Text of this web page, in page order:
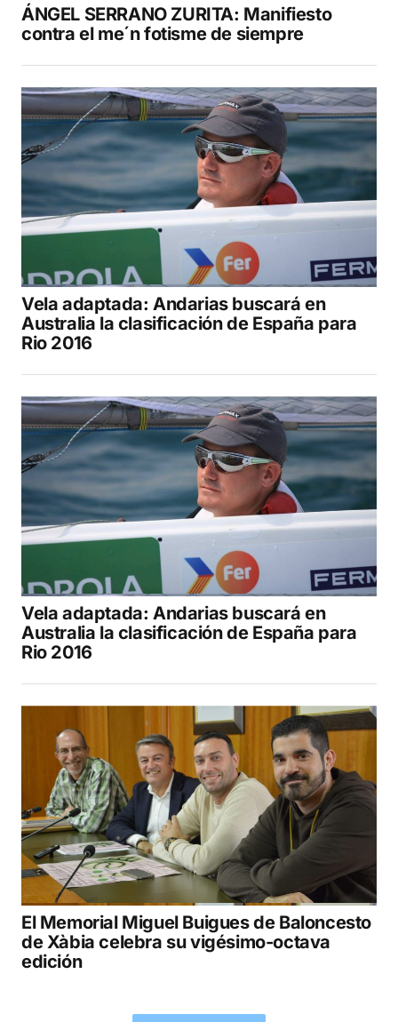
ÁNGEL SERRANO ZURITA: Manifiesto
contra el me´n fotisme de siempre
Vela adaptada: Andarias buscará en
Australia la clasificación de España para
Rio 2016
Vela adaptada: Andarias buscará en
Australia la clasificación de España para
Rio 2016
El Memorial Miguel Buigues de Baloncesto
de Xàbia celebra su vigésimo-octava
edición